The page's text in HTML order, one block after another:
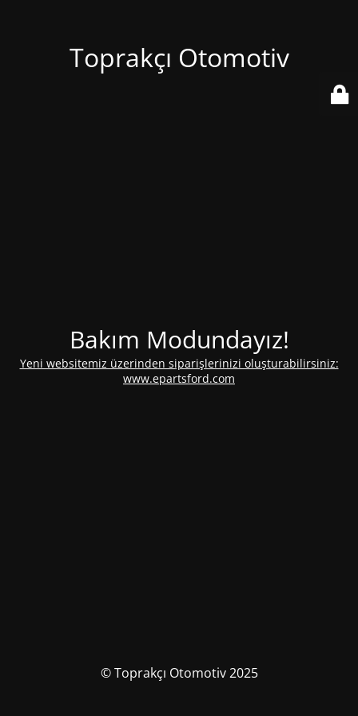
Toprakçı Otomotiv
Bakım Modundayız!
Yeni websitemiz üzerinden siparişlerinizi oluşturabilirsiniz:
www.epartsford.com
© Toprakçı Otomotiv 2025